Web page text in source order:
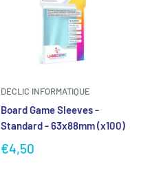
DECLIC INFORMATIQUE
Board Game Sleeves -
Standard - 63x88mm (x100)
€4,50